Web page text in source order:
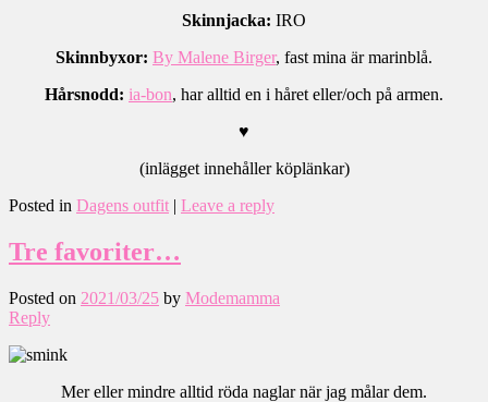
Skinnjacka: IRO
Skinnbyxor: By Malene Birger, fast mina är marinblå.
Hårsnodd: ia-bon, har alltid en i håret eller/och på armen.
♥
(inlägget innehåller köplänkar)
Posted in Dagens outfit | Leave a reply
Tre favoriter…
Posted on 2021/03/25 by Modemamma
Reply
Mer eller mindre alltid röda naglar när jag målar dem.